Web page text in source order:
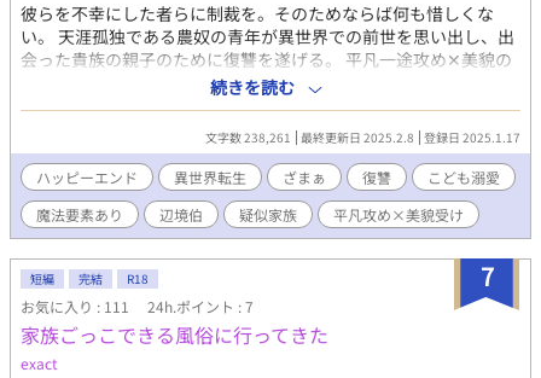
彼らを不幸にした者らに制裁を。そのためならば何も惜しくな
い。 天涯孤独である農奴の青年が異世界での前世を思い出し、出
会った貴族の親子のために復讐を遂げる。 平凡一途攻め✕美貌の
不憫受け 川に落ちたこどもを助けたフレデリック・デュシャン。
大人でも危険な激流に飛び込めたのは、こどもが前世で失った我
が子に瓜二つだからだった。 助け出した少年アレクサンドルの
父、リュシアン・ド・オーヴェルニュ辺境伯から、礼をしたいと
自邸へ招かれる。 オーヴェルニュ父子に気に入られ、ずるずると
滞在しているうちに、我が子との日々を取り戻しているかのよう
な幸福を味わっていた。 しかしアレクサンドルが事故に遭ったこ
とを契機に、この父子に要らぬ不幸が降り掛かっていることを知
る。 ※R18描写は予告なく展開します。 ※不幸、不快描写があり
ます。
続きを読む
文字数 238,261 最終更新日 2025.2.8 登録日 2025.1.17
ハッピーエンド 異世界転生 ざまぁ 復讐
こども溺愛
魔法要素あり
辺境伯 疑似家族 平凡攻め×美貌受け
7
短編 完結 R18
お気に入り : 111 24h.ポイント : 7
家族ごっこできる風俗に行ってきた
exact